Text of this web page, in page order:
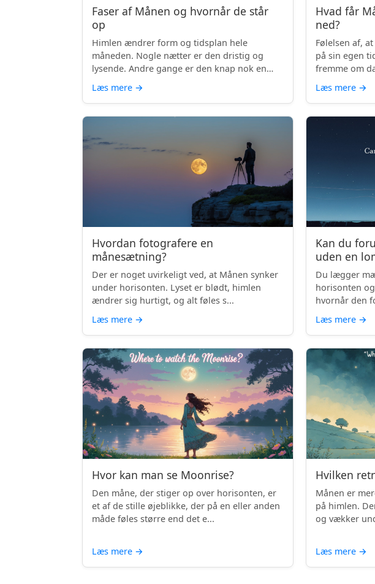
Faser af Månen og hvornår de står
op
Himlen ændrer form og tidsplan hele
måneden. Nogle nætter er den dristig og
lysende. Andre gange er den knap nok en
Læs mere →
Hvad får
ned?
Følelsen af,
på sin egen
fremme om
Læs mere →
Hvordan fotografere en
månesætning?
Der er noget uvirkeligt ved, at Månen synker
under horisonten. Lyset er blødt, himlen
ændrer sig hurtigt, og alt føles s...
Læs mere →
Kan du
uden en
Du lægger
horisonten
hvornår den
Læs mere →
Hvor kan man se Moonrise?
Den måne, der stiger op over horisonten, er
et af de stille øjeblikke, der på en eller anden
måde føles større end det e...
Læs mere →
Hvilken
Månen er
på himlen.
og vækker
Læs mere →